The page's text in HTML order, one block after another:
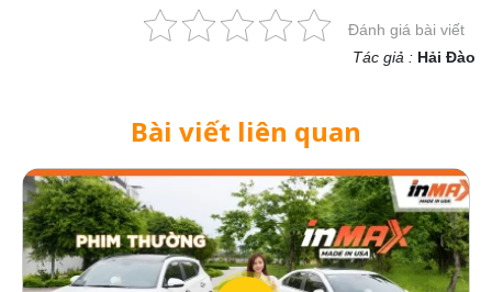
Đánh giá bài viết
Tác giả : Hải Đào
Bài viết liên quan